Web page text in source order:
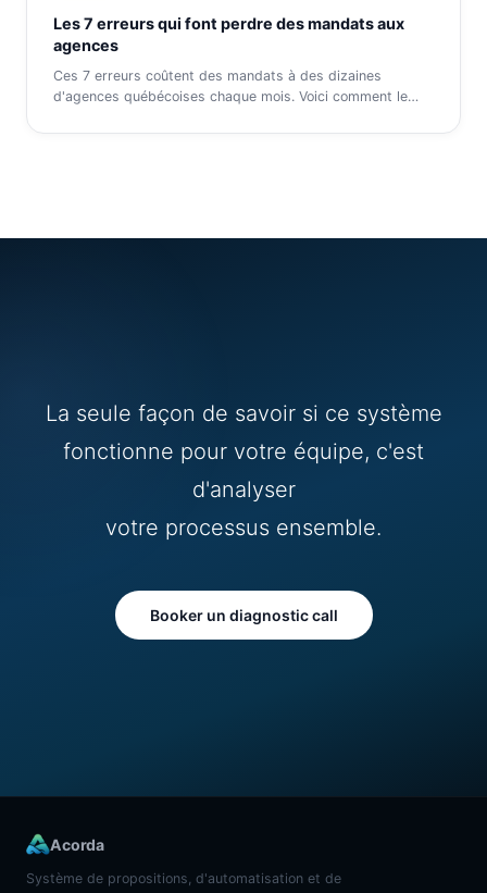
Les 7 erreurs qui font perdre des mandats aux
agences
Ces 7 erreurs coûtent des mandats à des dizaines
d'agences québécoises chaque mois. Voici comment le…
La seule façon de savoir si ce système
fonctionne pour votre équipe, c'est
d'analyser
votre processus ensemble.
Booker un diagnostic call
Acorda
Système de propositions, d'automatisation et de